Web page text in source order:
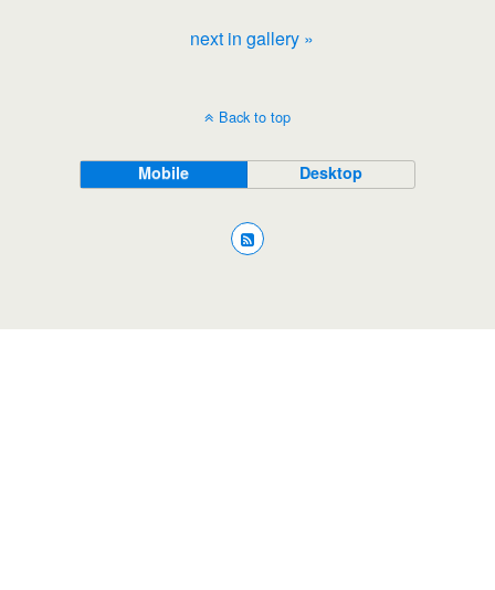
next in gallery »
Back to top
Mobile Desktop